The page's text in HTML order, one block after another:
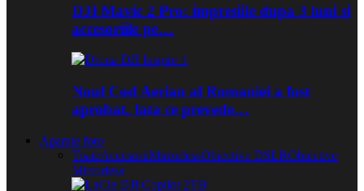
DJI Mavic 2 Pro: impresiile dupa 3 luni si
accesoriile pe…
Noul Cod Aerian al Romaniei a fost
aprobat. Iata ce prevede…
Aparate foto
ToateAccesoriiMirrorlessObiective DSLRObiective
Mirrorless